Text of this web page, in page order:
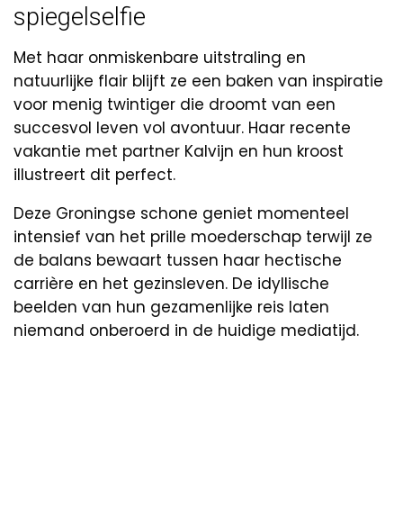
spiegelselfie
Met haar onmiskenbare uitstraling en
natuurlijke flair blijft ze een baken van inspiratie
voor menig twintiger die droomt van een
succesvol leven vol avontuur. Haar recente
vakantie met partner Kalvijn en hun kroost
illustreert dit perfect.
Deze Groningse schone geniet momenteel
intensief van het prille moederschap terwijl ze
de balans bewaart tussen haar hectische
carrière en het gezinsleven. De idyllische
beelden van hun gezamenlijke reis laten
niemand onberoerd in de huidige mediatijd.